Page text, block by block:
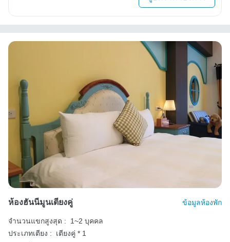
ห้องฮันนีมูนเตียงคู่ ข้อมูลห้องพัก
จำนวนแขกสูงสุด :
1~2 บุคคล
ประเภทเตียง :
เตียงคู่ * 1